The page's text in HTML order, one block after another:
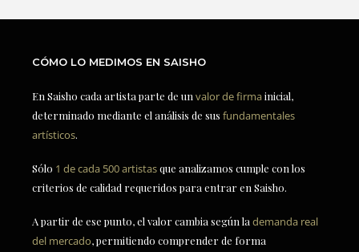
CÓMO LO MEDIMOS EN SAISHO
En Saisho cada artista parte de un valor de firmainicial,
determinado mediante el análisis de sus fundamentales
artísticos.
Sólo 1 de cada 500 artistasque analizamos cumple con los
criterios de calidad requeridos para entrar en Saisho.
A partir de ese punto, el valor cambia según la demanda real
del mercado, permitiendo comprender de forma